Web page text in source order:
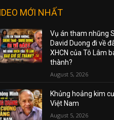
MỚI NHẤT
Vụ án tham nhũng
David Duong đi về
XHCN của Tô Lâm
thành?
August 5, 2026
Khủng hoảng kim
Việt Nam
August 5, 2026